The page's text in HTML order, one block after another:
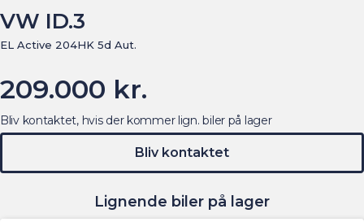
VW ID.3
EL Active 204HK 5d Aut.
209.000 kr.
Lignende biler på lager
Bliv kontaktet, hvis der kommer lign. biler på lager
Bliv kontaktet